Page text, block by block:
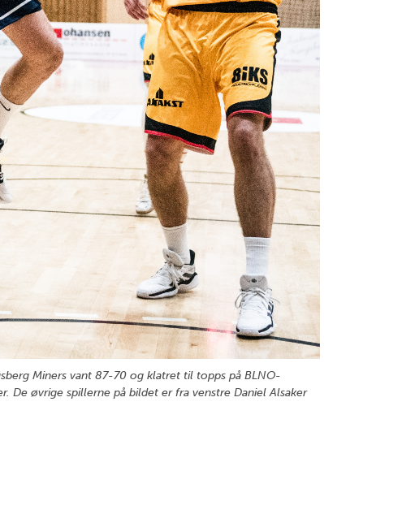
Miners vant 87-70 og klatret til topps på BLNO-
De øvrige spillerne på bildet er fra venstre Daniel Alsaker